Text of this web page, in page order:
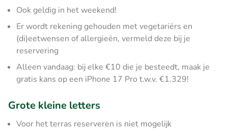
Ook geldig in het weekend!
Er wordt rekening gehouden met vegetariërs en
(di)eetwensen of allergieën, vermeld deze bij je
reservering
Alleen vandaag: bij elke €10 die je besteedt, maak je
gratis kans op een iPhone 17 Pro t.w.v. €1.329!
Grote kleine letters
Voor het terras reserveren is niet mogelijk